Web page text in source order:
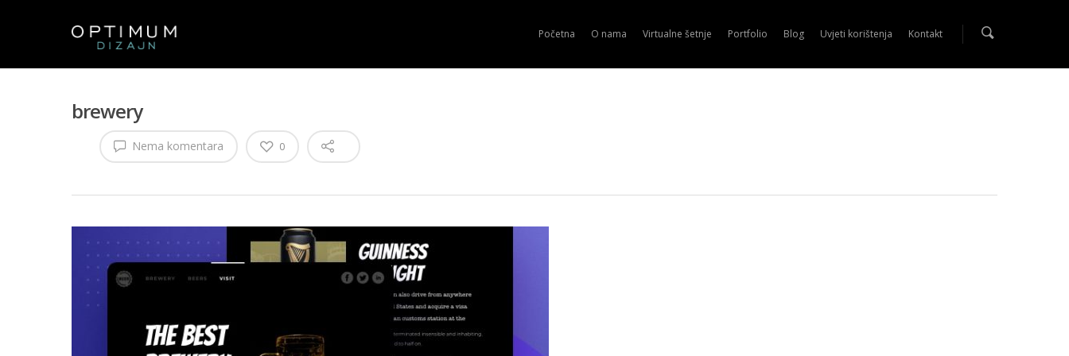
Početna O nama Virtualne šetnje Portfolio Blog Uvjeti korištenja Kontakt
brewery
Nema komentara 0